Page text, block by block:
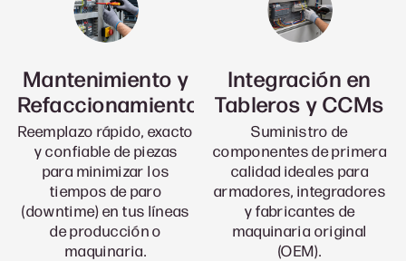
Mantenimiento y
Refaccionamiento
Reemplazo rápido, exacto
y confiable de piezas
para minimizar los
tiempos de paro
(downtime) en tus líneas
de producción o
maquinaria.
Integración en
Tableros y CCMs
Suministro de
componentes de primera
calidad ideales para
armadores, integradores
y fabricantes de
maquinaria original
(OEM).